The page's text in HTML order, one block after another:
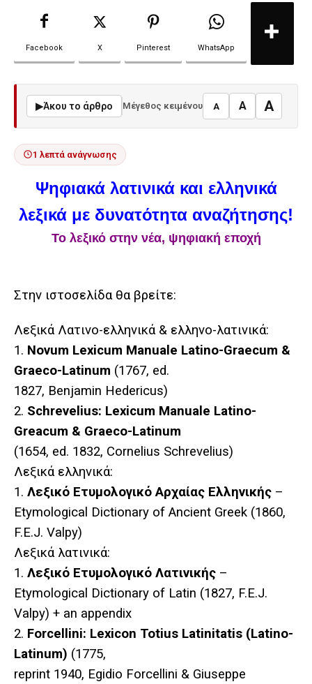
Facebook X Pinterest WhatsApp
▶Άκου το άρθρο Μέγεθος κειμένου A A A
1 λεπτά ανάγνωσης
Ψηφιακά λατινικά και ελληνικά
λεξικά με δυνατότητα αναζήτησης!
Το λεξικό στην νέα, ψηφιακή εποχή
Στην ιστοσελίδα θα βρείτε:
Λεξικά Λατινο-ελληνικά & ελληνο-λατινικά:
1. Novum Lexicum Manuale Latino-Graecum &
Graeco-Latinum (1767, ed.
1827, Benjamin Hedericus)
2. Schrevelius: Lexicum Manuale Latino-
Greacum & Graeco-Latinum
(1654, ed. 1832, Cornelius Schrevelius)
Λεξικά ελληνικά:
1. Λεξικό Ετυμολογικό Αρχαίας Ελληνικής –
Etymological Dictionary of Ancient Greek (1860,
F.E.J. Valpy)
Λεξικά λατινικά:
1. Λεξικό Ετυμολογικό Λατινικής –
Etymological Dictionary of Latin (1827, F.E.J.
Valpy) + an appendix
2. Forcellini: Lexicon Totius Latinitatis (Latino-
Latinum) (1775,
reprint 1940, Egidio Forcellini & Giuseppe